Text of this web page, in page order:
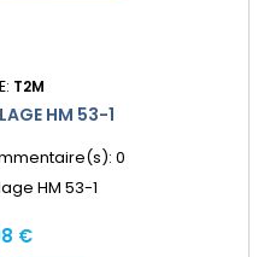
T2M
HM 53-1
0
HM 53-1
€